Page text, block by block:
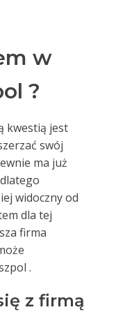
w
?
kwestią jest
swój
ma już
widoczny od
dla tej
firma
.
z firmą